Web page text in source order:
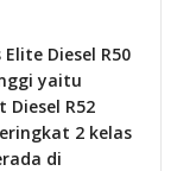
Diesel R50
yaitu
R52
2 kelas
di